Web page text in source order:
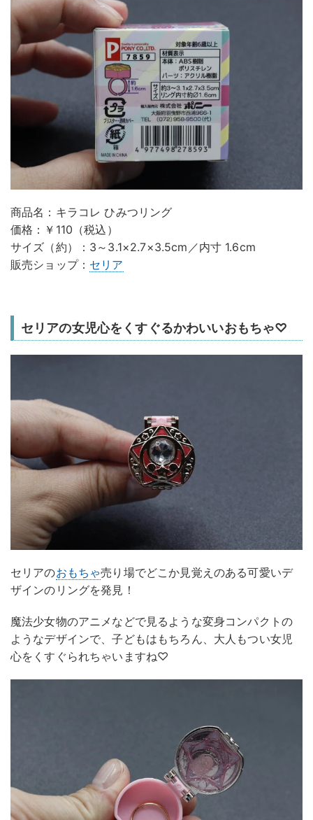
商品名：キラコレ ひみつリング
価格：￥110（税込）
サイズ（約）：3～3.1×2.7×3.5cm／内寸 1.6cm
販売ショップ： セリア
セリアの女児心をくすぐるかわいいおもちゃ♡
セリアのおもちゃ売り場でどこか見覚えのある可愛いデ
ザインのリングを発見！
魔法少女物のアニメなどで見るような変身コンパクトの
ようなデザインで、子どもはもちろん、大人もつい女児
心をくすぐられちゃいますね♡